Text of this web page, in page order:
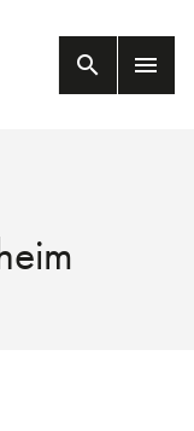
search menu